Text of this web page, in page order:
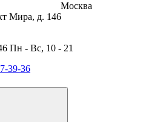
Москва
Мира, д. 146
Пн - Вс, 10 - 21
39-36